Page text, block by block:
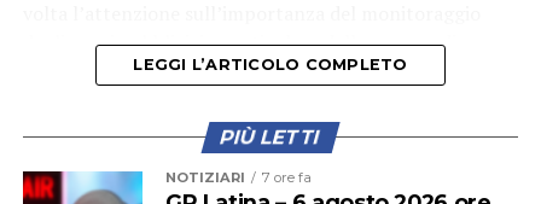
degli spazi pubblici, in particolare delle aree verdi
frequentate quotidianamente da famiglie e bambini.
LEGGI L’ARTICOLO COMPLETO
PIÙ LETTI
NOTIZIARI 7 ore fa